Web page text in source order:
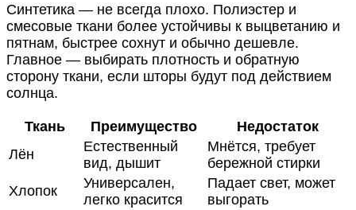
Синтетика — не всегда плохо. Полиэстер и
смесовые ткани более устойчивы к выцветанию и
пятнам, быстрее сохнут и обычно дешевле.
Главное — выбирать плотность и обратную
сторону ткани, если шторы будут под действием
солнца.
Ткань Преимущество
Недостаток
Лён
Естественный
вид, дышит
Мнётся, требует
бережной стирки
Хлопок
Универсален,
легко красится
Падает свет, может
выгорать